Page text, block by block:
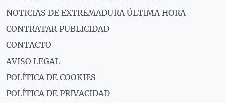
NOTICIAS DE EXTREMADURA ÚLTIMA HORA
CONTRATAR PUBLICIDAD
CONTACTO
AVISO LEGAL
POLÍTICA DE COOKIES
POLÍTICA DE PRIVACIDAD